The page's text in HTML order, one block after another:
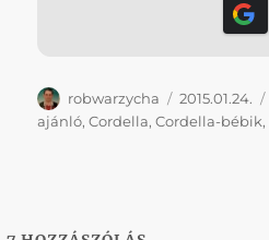
Szerző
robwarzycha Közzétéve
2015.01.24.
ajánló,Cordella,Cordella-bébik,